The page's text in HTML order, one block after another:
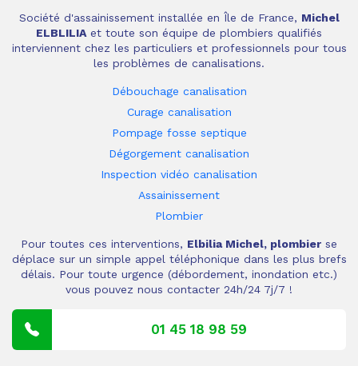
Société d'assainissement installée en Île de France, Michel
ELBLILIA et toute son équipe de plombiers qualifiés
interviennent chez les particuliers et professionnels pour tous
les problèmes de canalisations.
Débouchage canalisation
Curage canalisation
Pompage fosse septique
Dégorgement canalisation
Inspection vidéo canalisation
Assainissement
Plombier
Pour toutes ces interventions, Elbilia Michel, plombier se
déplace sur un simple appel téléphonique dans les plus brefs
délais. Pour toute urgence (débordement, inondation etc.)
vous pouvez nous contacter 24h/24 7j/7 !
01 45 18 98 59